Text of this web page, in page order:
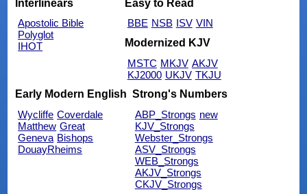
Interlinears
Apostolic Bible
Polyglot
IHOT
Easy to Read
BBE NSB ISV VIN
Modernized KJV
MSTC MKJV AKJV
KJ2000 UKJV TKJU
Early Modern English
Wycliffe Coverdale
Matthew Great
Geneva Bishops
DouayRheims
Strong's Numbers
ABP_Strongs new
KJV_Strongs
Webster_Strongs
ASV_Strongs
WEB_Strongs
AKJV_Strongs
CKJV_Strongs